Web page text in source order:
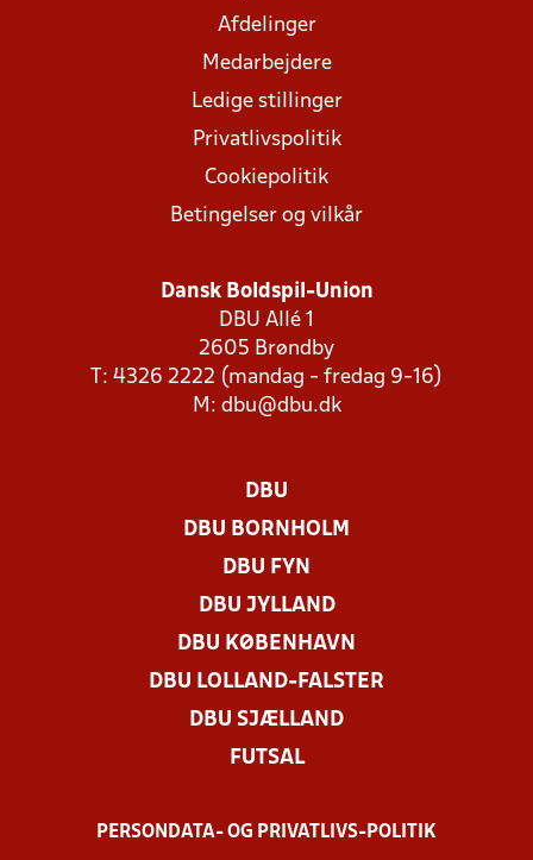
Afdelinger
Medarbejdere
Ledige stillinger
Privatlivspolitik
Cookiepolitik
Betingelser og vilkår
Dansk Boldspil-Union
DBU Allé 1
2605 Brøndby
T: 4326 2222 (mandag - fredag 9-16)
M: dbu@dbu.dk
DBU
DBU BORNHOLM
DBU FYN
DBU JYLLAND
DBU KØBENHAVN
DBU LOLLAND-FALSTER
DBU SJÆLLAND
FUTSAL
PERSONDATA- OG PRIVATLIVS-POLITIK